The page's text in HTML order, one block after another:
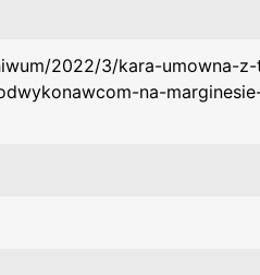
2022/3/kara-umowna-
na-